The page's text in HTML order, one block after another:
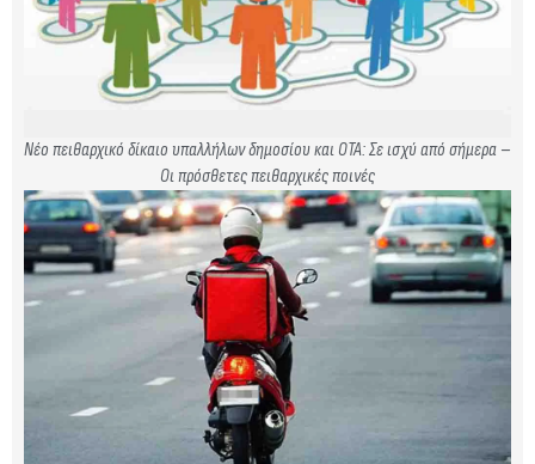
Νέο πειθαρχικό δίκαιο υπαλλήλων δημοσίου και ΟΤΑ: Σε ισχύ από σήμερα –
Οι πρόσθετες πειθαρχικές ποινές